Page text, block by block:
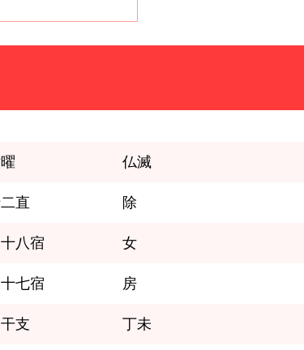
仏滅
直 除
八宿 女
七宿 房
支 丁未